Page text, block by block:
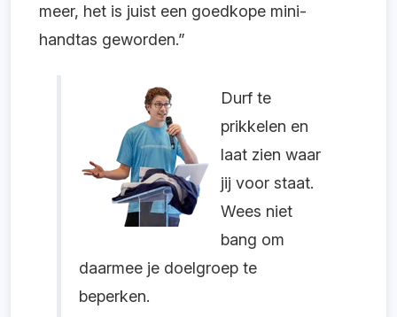
meer, het is juist een goedkope mini-
handtas geworden.”
Durf te
prikkelen en
laat zien waar
jij voor staat.
Wees niet
bang om
daarmee je doelgroep te
beperken.